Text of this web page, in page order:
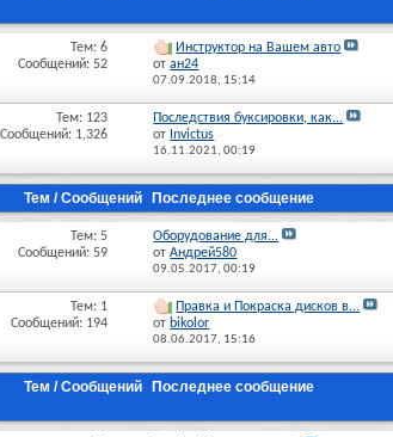
Тем: 6
Сообщений: 52
Инструктор на Вашем авто
отан24
07.09.2018, 15:14
Тем: 123
Сообщений: 1,326
Последствия буксировки, как...
от Invictus
16.11.2021,00:19
Тем / Сообщений Последнее сообщение
Тем: 5
Сообщений: 59
Оборудование для...
отАндрей580
09.05.2017,00:19
Тем: 1
Сообщений: 194
Правка и Покраска дисков в...
от bikolor
08.06.2017, 15:16
Тем / Сообщений Последнее сообщение